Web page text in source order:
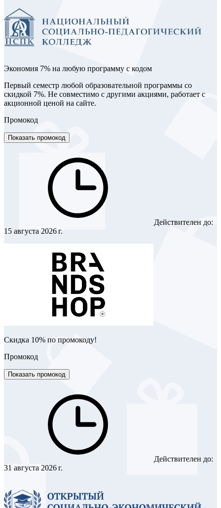
Экономия 7% на любую программу с кодом
Первый семестр любой образовательной программы со
скидкой 7%. Не совместимо с другими акциями, работает с
акционной ценой на сайте.
Промокод
Показать промокод
Действителен до:
15 августа 2026 г.
Скидка 10% по промокоду!
Промокод
Показать промокод
Действителен до:
31 августа 2026 г.